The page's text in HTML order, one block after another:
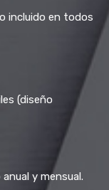
incluido en todos
(diseño
y mensual.